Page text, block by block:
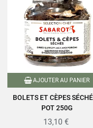
AJOUTER AU PANIER
BOLETS ET CÈPES
POT 250G
13,10 €